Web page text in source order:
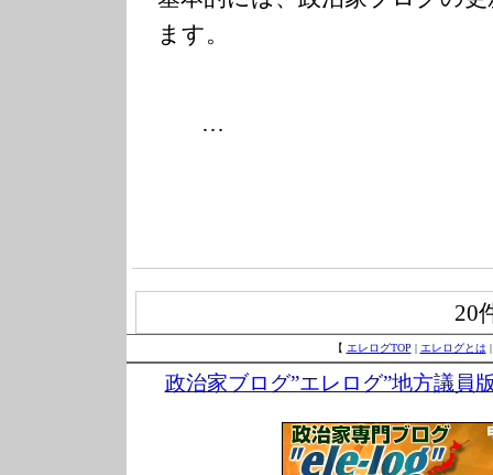
ます。
…
20
【 エレログTOP エレログとは
政治家ブログ”エレログ”地方議員